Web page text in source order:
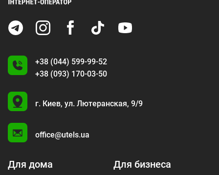
+38 (044) 599-99-52
+38 (093) 170-03-50
U
г. Киев, ул. Лютеранская, 9/9
office@utels.ua
Для дома Для бизнеса